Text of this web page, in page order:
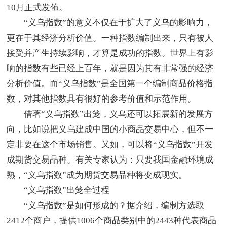
10月正式发佈。
“义乌指数”的意义不仅在于扩大了义乌的影响力，
更在于其经济分析价值。一种指数编制出来，只有被人
接受并产生持续影响，才算是成功的指数。世界上有影
响的指数有些已经上百年，就是因为其有非常强的经济
分析价值。而“义乌指数”是全国第一个编制商品价格指
数，对其他指数具有很好的参考价值和示范作用。
借著“义乌指数”出笼，义乌还可以拓展新的发展方
向，比如说把义乌建成中国的小商品交易中心，但不一
定非要在这个市场销售。又如，可以将“义乌指数”开发
成期货交易品种。有关专家认为：只要我国金融环境成
熟，“义乌指数”成为期货交易品种将变成现实。
“义乌指数”出笼全过程
“义乌指数”是如何形成的？据介绍，编制方选取
2412个商户，提供1006个商品类别中的2443种代表商品